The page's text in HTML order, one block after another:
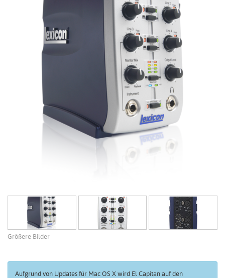
Größere Bilder
Aufgrund von Updates für Mac OS X wird El Capitan auf den